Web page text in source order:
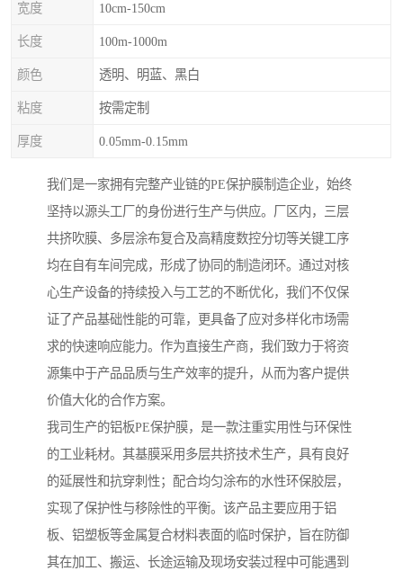
宽度 10cm-150cm
长度 100m-1000m
颜色 透明、明蓝、黑白
粘度 按需定制
厚度 0.05mm-0.15mm
我们是一家拥有完整产业链的PE保护膜制造企业，始终
坚持以源头工厂的身份进行生产与供应。厂区内，三层
共挤吹膜、多层涂布复合及高精度数控分切等关键工序
均在自有车间完成，形成了协同的制造闭环。通过对核
心生产设备的持续投入与工艺的不断优化，我们不仅保
证了产品基础性能的可靠，更具备了应对多样化市场需
求的快速响应能力。作为直接生产商，我们致力于将资
源集中于产品品质与生产效率的提升，从而为客户提供
价值大化的合作方案。
我司生产的铝板PE保护膜，是一款注重实用性与环保性
的工业耗材。其基膜采用多层共挤技术生产，具有良好
的延展性和抗穿刺性；配合均匀涂布的水性环保胶层，
实现了保护性与移除性的平衡。该产品主要应用于铝
板、铝塑板等金属复合材料表面的临时保护，旨在防御
其在加工、搬运、长途运输及现场安装过程中可能遇到